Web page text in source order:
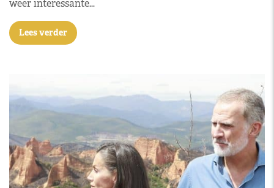
weer interessante…
Lees verder